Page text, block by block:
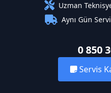
Uzman
Aynı Gün
0 850
Servis